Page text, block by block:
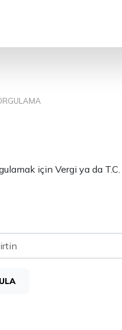
için Vergi ya da